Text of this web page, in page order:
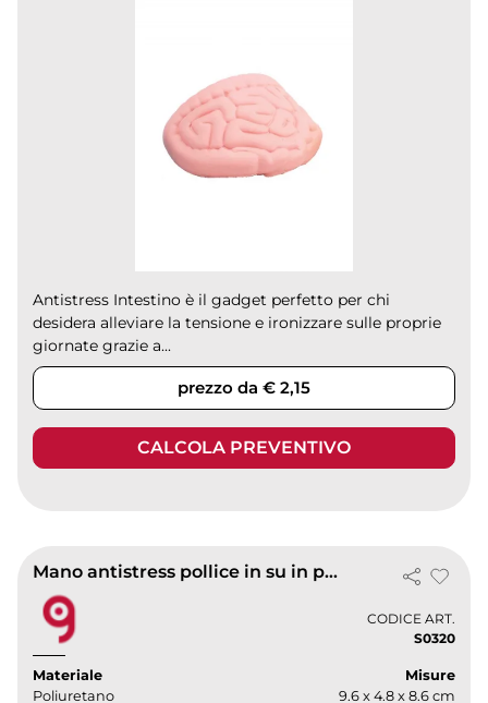
Antistress Intestino è il gadget perfetto per chi
desidera alleviare la tensione e ironizzare sulle proprie
giornate grazie a...
prezzo da € 2,15
CALCOLA PREVENTIVO
Mano antistress pollice in su in poliuretano 34g 9.6x4.8x8.6cm
CODICE ART.
S0320
Materiale
Poliuretano
Misure
9.6 x 4.8 x 8.6 cm